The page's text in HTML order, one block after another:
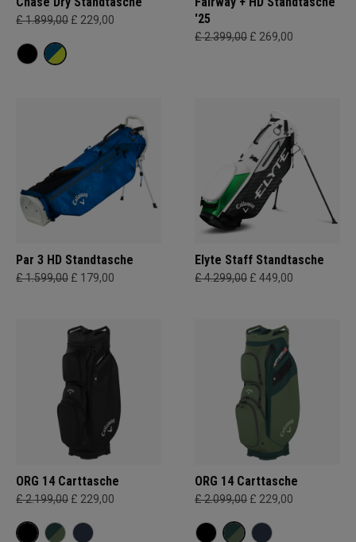
£ 1.899,00 £ 229,00
'25
£ 2.399,00 £ 269,00
Par 3 HD Standtasche
£ 1.599,00 £ 179,00
Elyte Staff Standtasche
£ 4.299,00 £ 449,00
ORG 14 Carttasche
£ 2.199,00 £ 229,00
ORG 14 Carttasche
£ 2.099,00 £ 229,00